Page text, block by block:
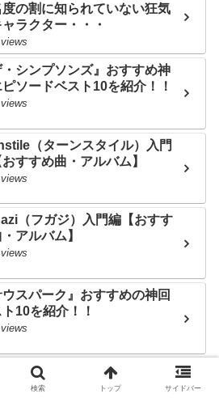
度の割に知られていない狂気
ラクター・・・
・シンプソンズ』おすすめ神
ピソードベスト10を紹介！！
（ターンスタイル）入門
すすめ曲・アルバム】
（フガジ）入門編【おすす
アルバム】
ウスパーク』おすすめの神回
10を紹介！！
ウスパーク』後味が悪すぎる
ソードベスト10・・・
検索 トップ サイドバー